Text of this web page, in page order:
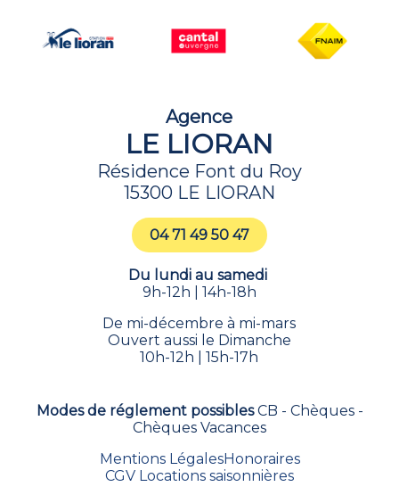
Agence
LE LIORAN
Résidence Font du Roy
15300 LE LIORAN
04 71 49 50 47
Du lundi au samedi
9h-12h | 14h-18h
De mi-décembre à mi-mars
Ouvert aussi le Dimanche
10h-12h | 15h-17h
Modes de réglement possiblesCB - Chèques -
Chèques Vacances
Mentions LégalesHonoraires
CGV Locations saisonnières